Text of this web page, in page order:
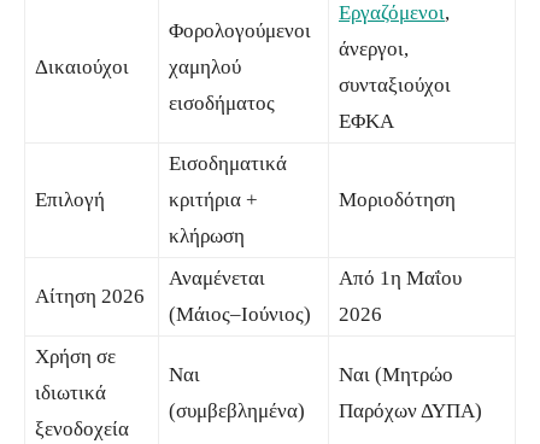
Δικαιούχοι
Φορολογούμενοι
χαμηλού
εισοδήματος
Εργαζόμενοι,
άνεργοι,
συνταξιούχοι
ΕΦΚΑ
Επιλογή
Εισοδηματικά
κριτήρια +
κλήρωση
Μοριοδότηση
Αίτηση 2026
Αναμένεται
(Μάιος–Ιούνιος)
Από 1η Μαΐου
2026
Χρήση σε
ιδιωτικά
ξενοδοχεία
Ναι
(συμβεβλημένα)
Ναι (Μητρώο
Παρόχων ΔΥΠΑ)